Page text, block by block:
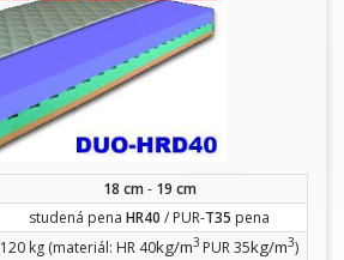
18 cm- 19 cm
studená pena HR40 / PUR-T35 pena
120 kg (materiál: HR 40kg/m3 PUR 35kg/m3)